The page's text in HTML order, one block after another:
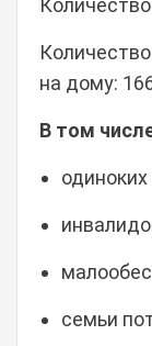
на дому:
В том
семьи